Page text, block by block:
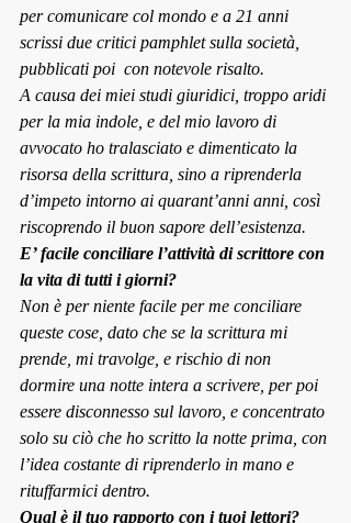
per comunicare col mondo e a 21 anni
scrissi due critici pamphlet sulla società,
pubblicati poi  con notevole risalto.
A causa dei miei studi giuridici, troppo aridi
per la mia indole, e del mio lavoro di
avvocato ho tralasciato e dimenticato la
risorsa della scrittura, sino a riprenderla
d’impeto intorno ai quarant’anni anni, così
riscoprendo il buon sapore dell’esistenza.
E’ facile conciliare l’attività di scrittore con
la vita di tutti i giorni?
Non è per niente facile per me conciliare
queste cose, dato che se la scrittura mi
prende, mi travolge, e rischio di non
dormire una notte intera a scrivere, per poi
essere disconnesso sul lavoro, e concentrato
solo su ciò che ho scritto la notte prima, con
l’idea costante di riprenderlo in mano e
rituffarmici dentro.
Qual è il tuo rapporto con i tuoi lettori?